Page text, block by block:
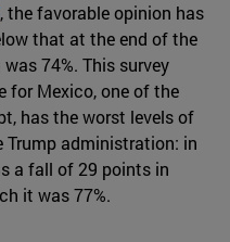
, the favorable opinion has
that at the end of the
74%. This survey
for Mexico, one of the
has the worst levels of
administration: in
a fall of 29 points in
it was 77%.